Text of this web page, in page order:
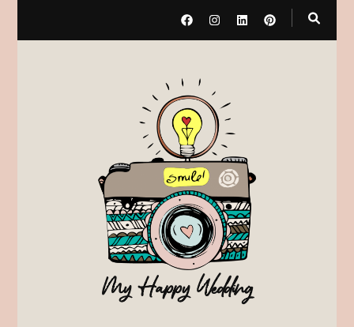
My Happy Wedding